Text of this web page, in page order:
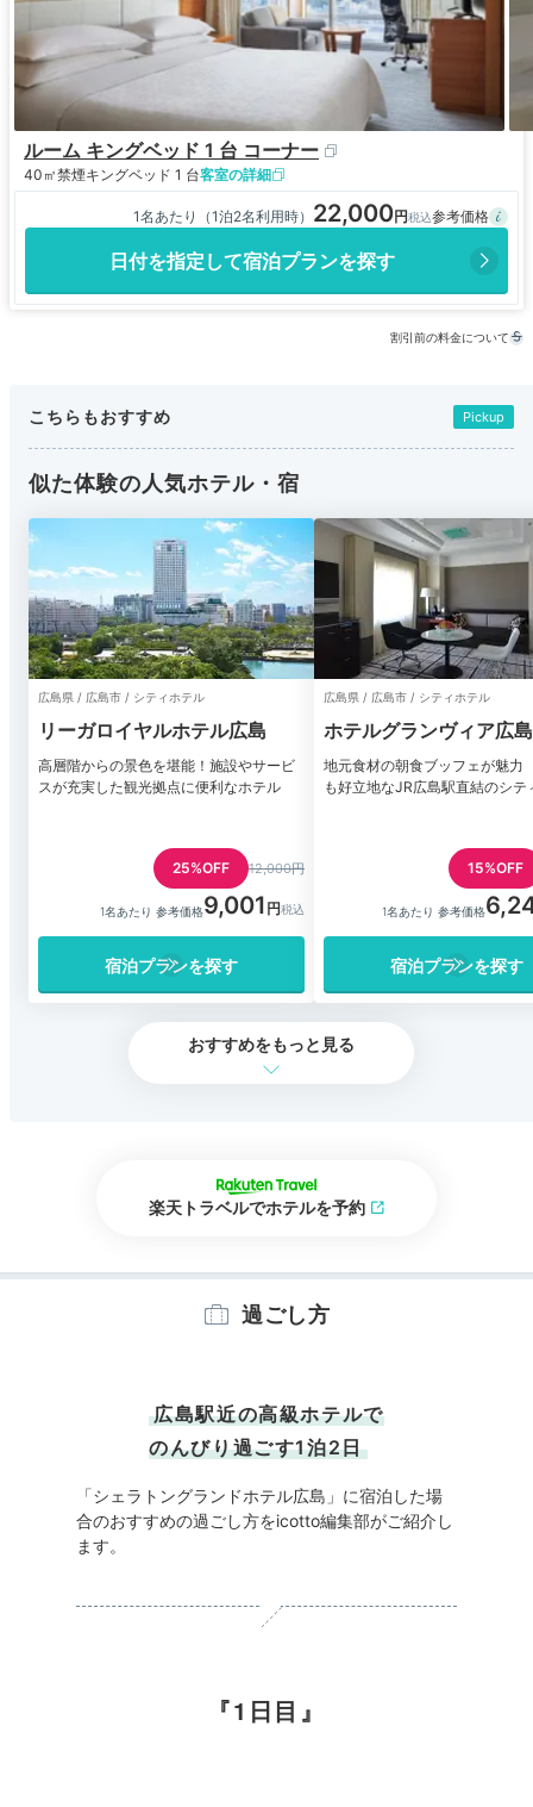
ルーム キングベッド 1 台 コーナー
40㎡禁煙キングベッド 1 台客室の詳細
1名あたり（1泊2名利用時） 22,000
日付を指定して宿泊プランを探す
割引前の料金について
こちらもおすすめ Pickup
似た体験の人気ホテル・宿
広島県 / 広島市 / シティホテル
リーガロイヤルホテル広島
高層階からの景色を堪能！施設やサービ
スが充実した観光拠点に便利なホテル
25%OFF 12,000円
1名あたり 参考価格9,001
宿泊プランを探す
広島県 / 広島市 / シティホテル
ホテルグランヴィア広島
地元食材の朝食ブッフェが魅
も好立地なJR広島駅直結のシテ
15%OFF
1名あたり 参考価格
宿泊プランを探す
おすすめをもっと見る
楽天トラベルでホテルを予約
過ごし方
広島駅近の高級ホテルで
のんびり過ごす1泊2日
「シェラトングランドホテル広島」に宿泊した場
合のおすすめの過ごし方をicotto編集部がご紹介し
ます。
1日目